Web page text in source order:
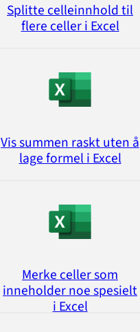
Splitte celleinnhold til
flere celler i Excel
Vis summen raskt uten å
lage formel i Excel
Merke celler som
inneholder noe spesielt
i Excel